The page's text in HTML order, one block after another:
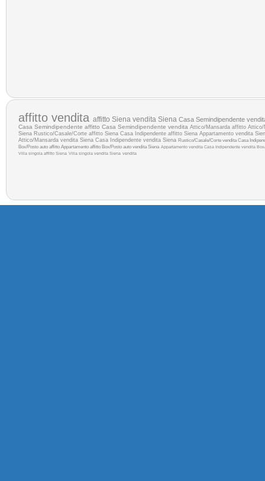
affitto vendita affitto Siena vendita Siena Casa Semindipendente
Casa Semindipendente affitto Casa Semindipendente vendita Attico/Mansarda affitto Attico/
Siena Rustico/Casale/Corte affitto Siena Casa Indipendente affitto Siena Appartamento vendita
Attico/Mansarda vendita Siena Casa Indipendente vendita Siena Rustico/Casale/Corte venditaCasa
Box/Posto auto affitto Appartamento affitto Box/Posto auto vendita Siena Appartamento vendita Casa Indipendente vendita
Villa singola affitto Siena Villa singola vendita Siena vendita